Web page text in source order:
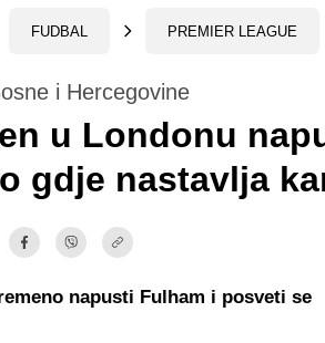
FUDBAL PREMIER LEAGUE
i Hercegovine
u Londonu
gdje nastavlja
napusti Fulham i posveti se